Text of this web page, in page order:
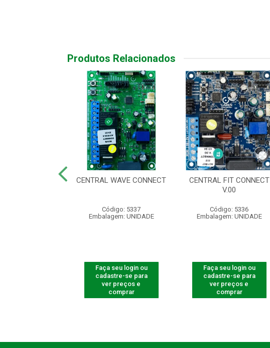
Produtos Relacionados
CENTRAL WAVE CONNECT
Código: 5337
Embalagem: UNIDADE
Faça seu login ou
cadastre-se para
ver preços e
comprar
CENTRAL FIT CONNECT
V.00
Código: 5336
Embalagem: UNIDADE
Faça seu login ou
cadastre-se para
ver preços e
comprar